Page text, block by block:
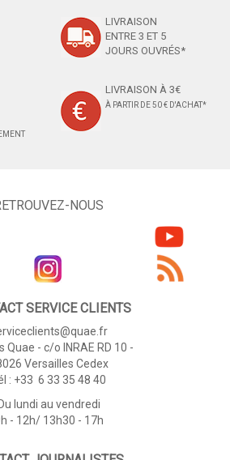
LIVRAISON
ENTRE 3 ET 5
JOURS OUVRÉS*
LIVRAISON À 3€
À PARTIR DE 50 € D'ACHAT*
NOUS
SERVICE CLIENTS
Quae - c/o INRAE RD 10 -
Versailles Cedex
: +33 6 33 35 48 40
Du lundi au vendredi
- 12h/ 13h30 - 17h